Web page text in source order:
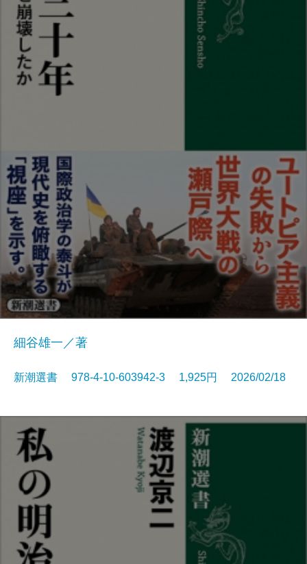
細谷雄一／著
新潮選書 978-4-10-603942-3 1,925円 2026/02/18